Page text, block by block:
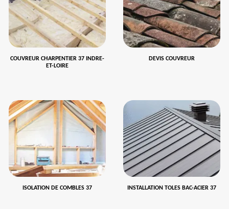
COUVREUR CHARPENTIER 37 INDRE-
ET-LOIRE
DEVIS COUVREUR
ISOLATION DE COMBLES 37 INSTALLATION TOLES BAC-ACIER 37